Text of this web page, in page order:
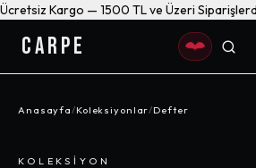
Ücretsiz Kargo — 1500 TL ve Üzeri
CARPE
Anasayfa/Koleksiyonlar/Defter
KOLEKSIYON